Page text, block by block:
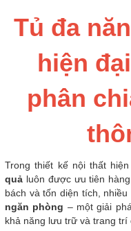
Tủ đa
hiện
phân
Trong thiết kế nội thất
quả luôn được ưu tiên
bách và tốn diện tích,
ngăn phòng – một giải
khả năng lưu trữ và trang trí